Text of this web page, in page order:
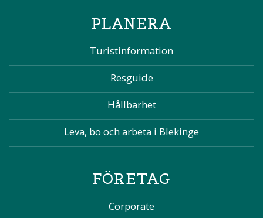
PLANERA
Turistinformation
Resguide
Hållbarhet
Leva, bo och arbeta i Blekinge
FÖRETAG
Corporate